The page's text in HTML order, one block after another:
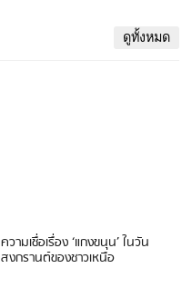
ดูทั้งหมด
ความเชื่อเรื่อง ‘แกงขนุน’ ในวัน
สงกรานต์ของชาวเหนือ